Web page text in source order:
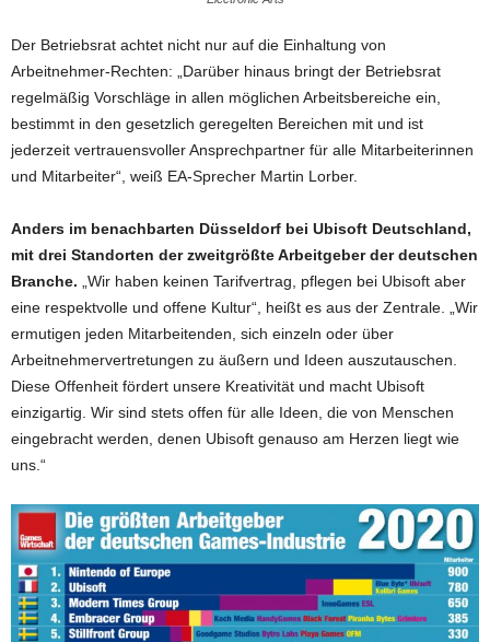
Der Betriebsrat achtet nicht nur auf die Einhaltung von
Arbeitnehmer-Rechten: „Darüber hinaus bringt der Betriebsrat
regelmäßig Vorschläge in allen möglichen Arbeitsbereiche ein,
bestimmt in den gesetzlich geregelten Bereichen mit und ist
jederzeit vertrauensvoller Ansprechpartner für alle Mitarbeiterinnen
und Mitarbeiter“, weiß EA-Sprecher Martin Lorber.
Anders im benachbarten Düsseldorf bei Ubisoft Deutschland,
mit drei Standorten der zweitgrößte Arbeitgeber der deutschen
Branche. „Wir haben keinen Tarifvertrag, pflegen bei Ubisoft aber
eine respektvolle und offene Kultur“, heißt es aus der Zentrale. „Wir
ermutigen jeden Mitarbeitenden, sich einzeln oder über
Arbeitnehmervertretungen zu äußern und Ideen auszutauschen.
Diese Offenheit fördert unsere Kreativität und macht Ubisoft
einzigartig. Wir sind stets offen für alle Ideen, die von Menschen
eingebracht werden, denen Ubisoft genauso am Herzen liegt wie
uns.“